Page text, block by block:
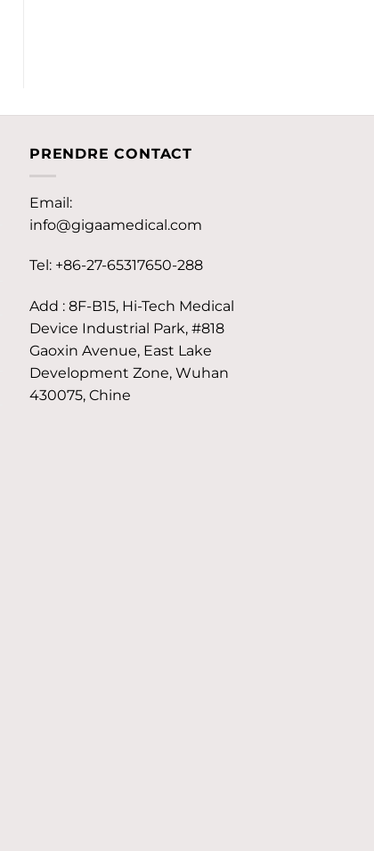
PRENDRE CONTACT
Email:
info@gigaamedical.com
Tel: +86-27-65317650-288
Add : 8F-B15, Hi-Tech Medical
Device Industrial Park, #818
Gaoxin Avenue, East Lake
Development Zone, Wuhan
430075, Chine